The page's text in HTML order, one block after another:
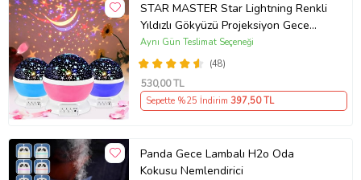
STAR MASTER Star Lightning Renkli
Yıldızlı Gökyüzü Projeksiyon Gece
Lambası (Pembe)
(48)
Aynı Gün Teslimat Seçeneği
530,00 TL
Sepette %25 İndirim 397,50 TL
Panda Gece Lambalı H2o Oda
Kokusu Nemlendirici